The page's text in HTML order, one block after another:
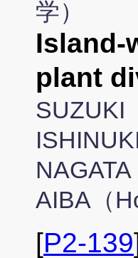
学）
Island-
plant
SUZUKI
AIBA（
[P2-139